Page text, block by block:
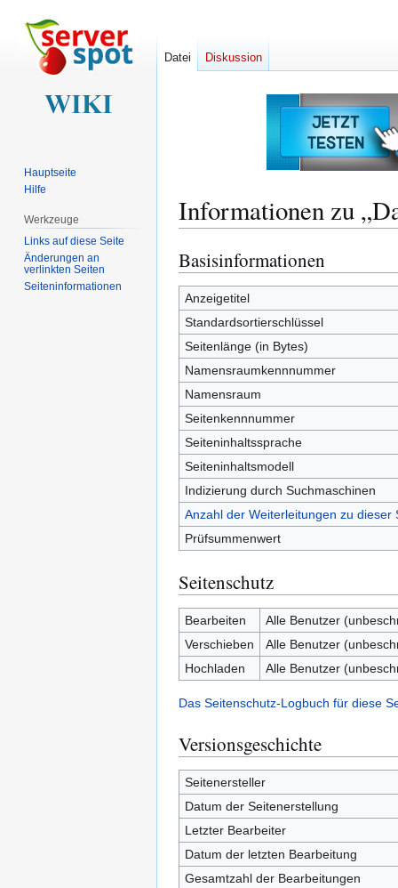
Informationen zu
Zur
Navigation
springen
Zur
Suche
springen
Basisinformationen
Anzeigetitel
Standardsortierschlüssel
Seitenlänge (in Bytes)
Namensraumkennnummer
Namensraum
Seitenkennnummer
Seiteninhaltssprache
Seiteninhaltsmodell
Indizierung durch Suchmaschinen
Anzahl der Weiterleitungen zu dieser
Prüfsummenwert
Seitenschutz
Bearbeiten
Alle Benutzer
Verschieben
Alle Benutzer
Hochladen
Alle Benutzer
Das Seitenschutz-Logbuch für diese
Versionsgeschichte
Seitenersteller
Datum der Seitenerstellung
Letzter Bearbeiter
Datum der letzten Bearbeitung
Gesamtzahl der Bearbeitungen
Datei Diskussion
Hauptseite
Hilfe
Werkzeuge
Links auf diese Seite
Änderungen an
verlinkten Seiten
Seiten­­informationen